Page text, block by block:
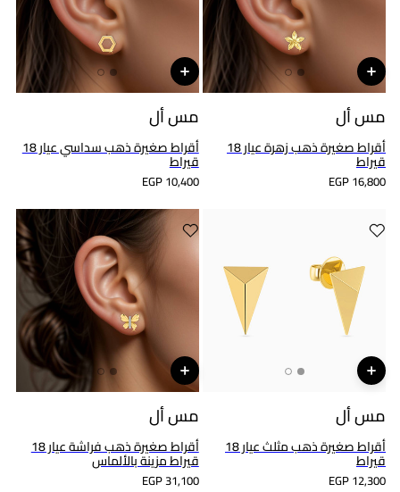
مس أل
أقراط صغيرة ذهب زهرة عيار 18
قيراط
EGP 16,800
مس أل
أقراط صغيرة ذهب سداسي عيار 18
قيراط
EGP 10,400
مس أل
أقراط صغيرة ذهب مثلث عيار 18
قيراط
EGP 12,300
مس أل
أقراط صغيرة ذهب فراشة عيار 18
قيراط مزينة بالألماس
EGP 31,100